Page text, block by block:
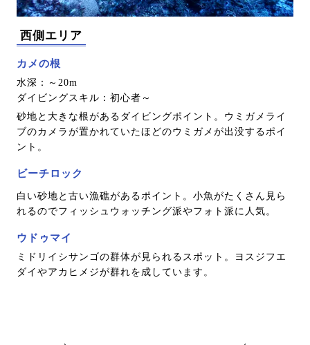
西側エリア
カメの根
水深：～20m
ダイビングスキル：初心者～
砂地と大きな根があるダイビングポイント。ウミガメライ
ブのカメラが置かれていたほどのウミガメが出没するポイ
ント。
ビーチロック
白い砂地と古い漁礁があるポイント。小魚がたくさん見ら
れるのでフィッシュウォッチング派やフォト派に人気。
ウドゥマイ
ミドリイシサンゴの群体が見られるスポット。ヨスジフエ
ダイやアカヒメジが群れを成しています。